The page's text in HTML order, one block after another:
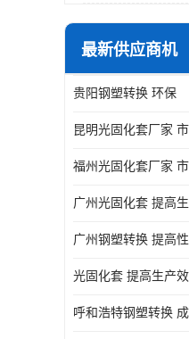
最新供应商机
贵阳钢塑转换 环保
广州光固化套 提高
广州钢塑转换 提高
光固化套 提高生产